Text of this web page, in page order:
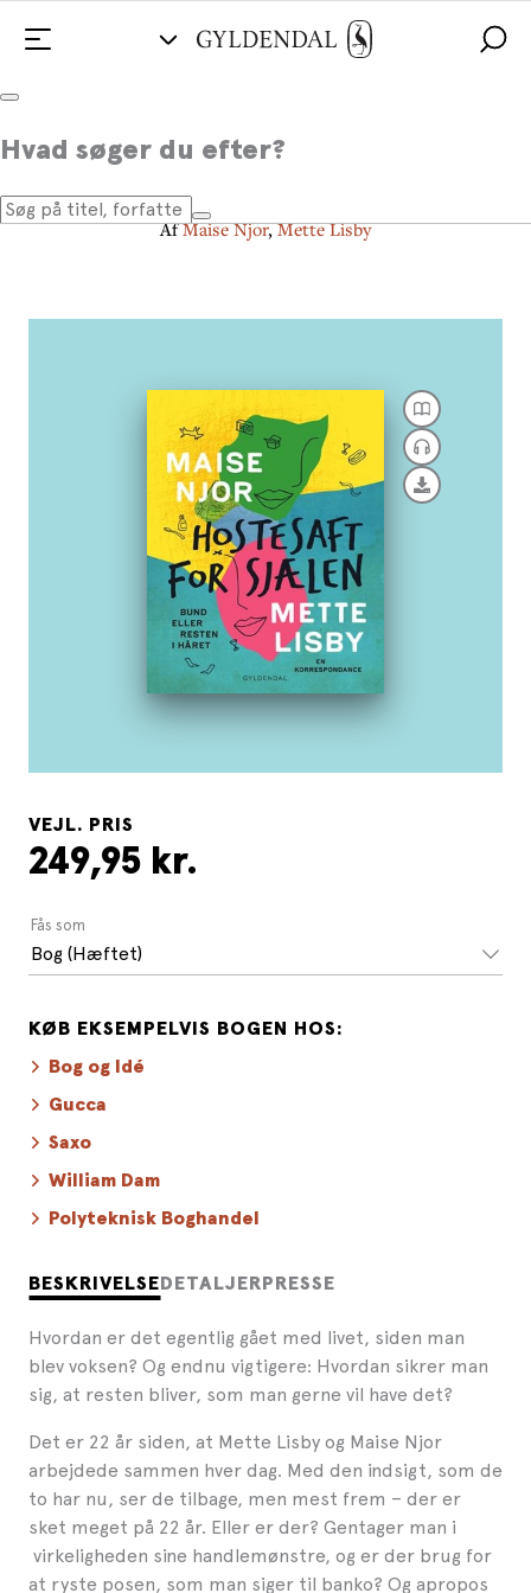
Hvad søger du efter?
Hostesaft for sjælen
Bund eller resten i håret
AfMaise Njor,Mette Lisby
BESKRIVELSE DETALJER PRESSE
Hvordan er det egentlig gået med livet, siden man
blev voksen? Og endnu vigtigere: Hvordan sikrer man
sig, at resten bliver, som man gerne vil have det?
Det er 22 år siden, at Mette Lisby og Maise Njor
arbejdede sammen hver dag. Med den indsigt, som de
to har nu, ser de tilbage, men mest frem – der er
sket meget på 22 år. Eller er der? Gentager man i
virkeligheden sine handlemønstre, og er der brug for
at ryste posen, som man siger til banko? Og apropos
VEJL. PRIS
249,95 kr.
Fås som
Bog (Hæftet)
KØB EKSEMPELVIS BOGEN HOS:
Bog og Idé
Gucca
Saxo
William Dam
Polyteknisk Boghandel